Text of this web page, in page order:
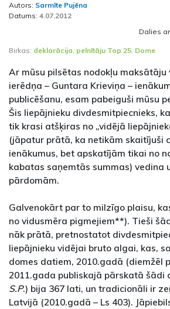
Autors: Sarmīte Pujēna
Datums: 4.07.2012
Dalies
Birkas: deklarācija, pelnītāju Top 25, Dome
Ar mūsu pilsētas nodokļu
ierēdņa – Guntara Krieviņa –
publicēšanu, esam pabeiguši mūsu
Šis liepājnieku divdesmitpiecnieks,
tik krasi atšķiras no „vidējā
(jāpatur prātā, ka netikām skaitījuši
ienākumus, bet apskatījām tikai no
kabatas saņemtās summas) vedina
pārdomām.
Galvenokārt par to milzīgo plaisu,
no vidusmēra pigmejiem**). Tieši
nāk prātā, pretnostatot
liepājnieku vidējai bruto algai, kas,
domes datiem, 2010.gadā (diemžēl
2011.gada publiskajā pārskatā šādi
S.P.) bija 367 lati, un tradicionāli ir
Latvijā (2010.gadā – Ls 403).